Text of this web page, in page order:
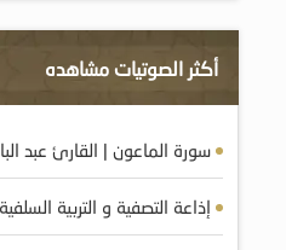
أكثر الصوتيات مشاهده
سورة الماعون | القارئ عبد
إذاعة التصفية و التربية السلفية